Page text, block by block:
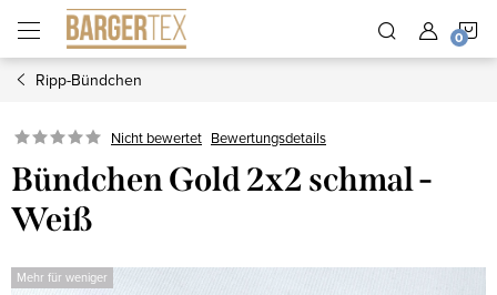
Inhalt
springen
Ripp-Bündchen
Nicht bewertet Bewertungsdetails
Bündchen Gold 2x2 schmal -
Weiß
Mehr für weniger